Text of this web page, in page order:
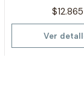
$12.865
Ver